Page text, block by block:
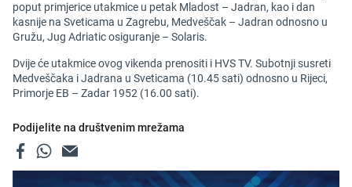
poput primjerice utakmice u petak Mladost – Jadran, kao i dan
kasnije na Sveticama u Zagrebu, Medveščak – Jadran odnosno u
Gružu, Jug Adriatic osiguranje – Solaris.
Dvije će utakmice ovog vikenda prenositi i HVS TV. Subotnji susreti
Medveščaka i Jadrana u Sveticama (10.45 sati) odnosno u Rijeci,
Primorje EB – Zadar 1952 (16.00 sati).
Podijelite na društvenim mrežama